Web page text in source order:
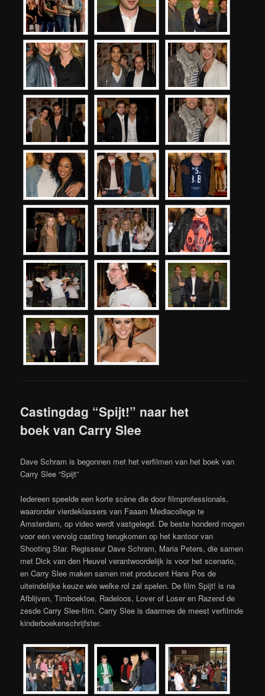
Castingdag “Spijt!” naar het
boek van Carry Slee
Dave Schram is begonnen met het verfilmen van het boek van
Carry Slee “Spijt”
Iedereen speelde een korte scène die door filmprofessionals,
waaronder vierdeklassers van Faaam Mediacollege te
Amsterdam, op video werdt vastgelegd. De beste honderd mogen
voor een vervolg casting terugkomen op het kantoor van
Shooting Star. Regisseur Dave Schram, Maria Peters, die samen
met Dick van den Heuvel verantwoordelijk is voor het scenario,
en Carry Slee maken samen met producent Hans Pos de
uiteindelijke keuze wie welke rol zal spelen. De film Spijt! is na
Afblijven, Timboektoe, Radeloos, Lover of Loser en Razend de
zesde Carry Slee-film. Carry Slee is daarmee de meest verfilmde
kinderboekenschrijfster.